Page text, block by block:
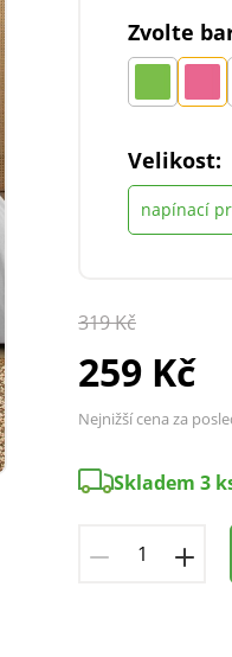
Zvolte
Velikost:
napínací
319 Kč
259 Kč
Nejnižší cena za
Skladem 3